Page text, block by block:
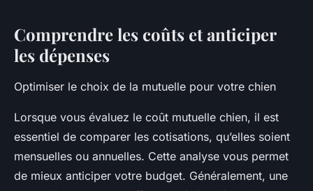
Comprendre les coûts et anticiper
les dépenses
Optimiser le choix de la mutuelle pour votre chien
Lorsque vous évaluez le coût mutuelle chien, il est
essentiel de comparer les cotisations, qu’elles soient
mensuelles ou annuelles. Cette analyse vous permet
de mieux anticiper votre budget. Généralement, une